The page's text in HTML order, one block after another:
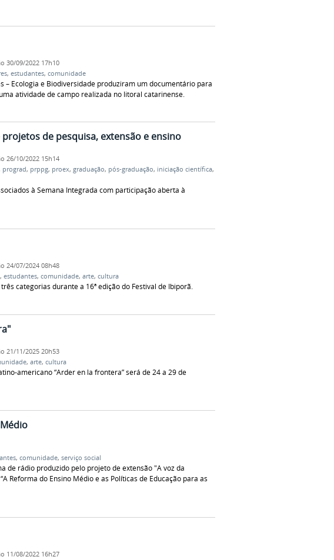
30/09/2022 17h10
, estudantes, comunidade
– Ecologia e Biodiversidade produziram um documentário para
atividade de campo realizada no litoral catarinense.
projetos de pesquisa, extensão e ensino
26/10/2022 15h14
prograd, prppg, proex, graduação, pós-graduação, iniciação científica,
à Semana Integrada com participação aberta à
24/07/2024 08h48
, estudantes, comunidade, arte, cultura
categorias durante a 16ª edição do Festival de Ibiporã.
21/11/2025 20h53
, arte, cultura
americano “Arder en la frontera” será de 24 a 29 de
, comunidade, serviço social
de rádio produzido pelo projeto de extensão "A voz da
Reforma do Ensino Médio e as Políticas de Educação para as
11/08/2022 16h27